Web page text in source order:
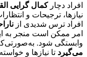
افراد دچارکمال گرایی
نیازها، ترجیحات و
افراد ترس شدیدی از
امر ممکن است منجر به
وابستگی شود.
می‌گیرد تا نیازها و